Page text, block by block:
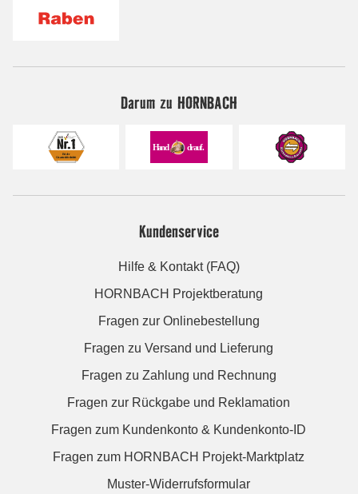
Darum zu HORNBACH
Kundenservice
Hilfe & Kontakt (FAQ)
HORNBACH Projektberatung
Fragen zur Onlinebestellung
Fragen zu Versand und Lieferung
Fragen zu Zahlung und Rechnung
Fragen zur Rückgabe und Reklamation
Fragen zum Kundenkonto & Kundenkonto-ID
Fragen zum HORNBACH Projekt-Marktplatz
Muster-Widerrufsformular